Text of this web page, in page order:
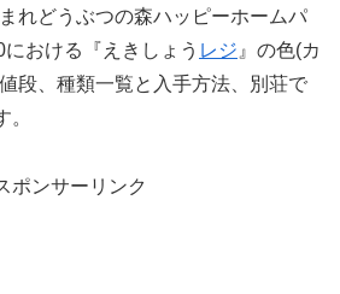
れどうぶつの森ハッピーホームパ
おける『えきしょう レジ 』の色(カ
段、種類一覧と入手方法、別荘で
ポンサーリンク